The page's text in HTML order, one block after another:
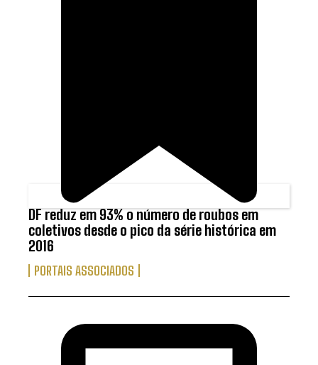
DF reduz em 93% o número de roubos em
coletivos desde o pico da série histórica em
2016
PORTAIS ASSOCIADOS